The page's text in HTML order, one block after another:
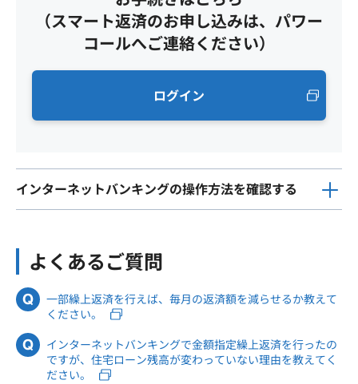
（スマート返済のお申し込みは、パワー
コールへご連絡ください）
ログイン
インターネットバンキングの操作方法を確認する
よくあるご質問
一部繰上返済を行えば、毎月の返済額を減らせるか教えて
ください。
インターネットバンキングで金額指定繰上返済を行ったの
ですが、住宅ローン残高が変わっていない理由を教えてく
ださい。